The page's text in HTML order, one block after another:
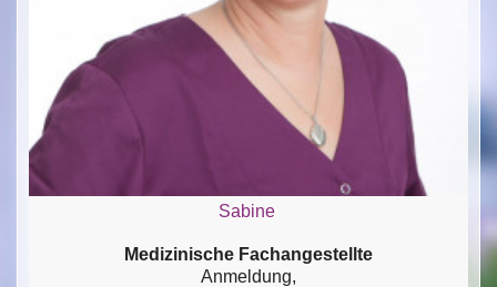
Sabine
Medizinische Fachangestellte
Anmeldung,